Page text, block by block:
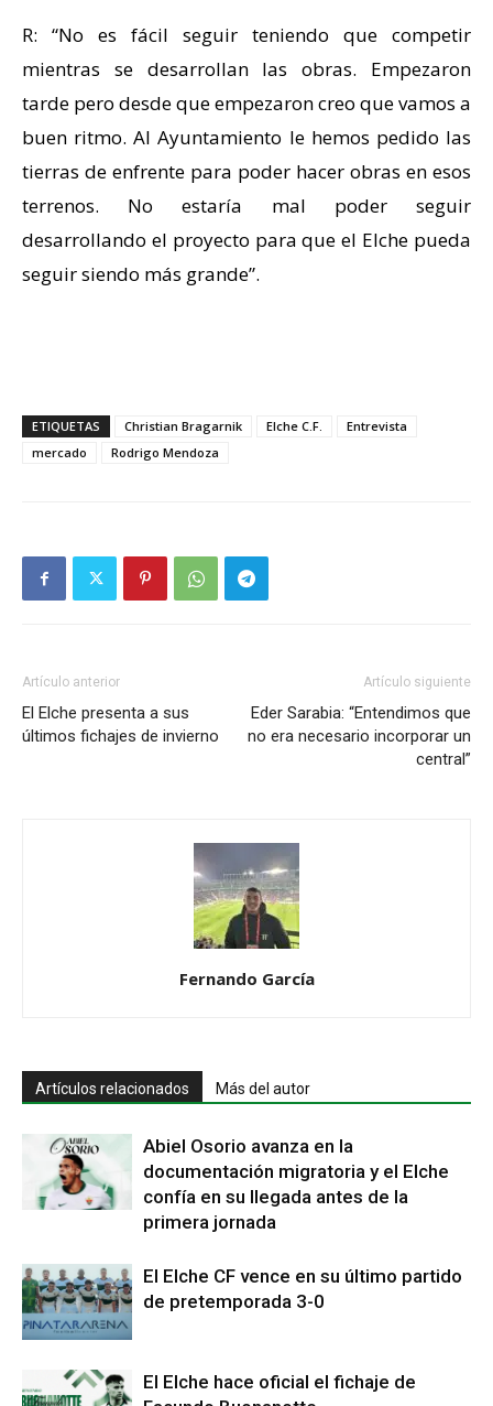
R: “No es fácil seguir teniendo que competir
mientras se desarrollan las obras. Empezaron
tarde pero desde que empezaron creo que vamos a
buen ritmo. Al Ayuntamiento le hemos pedido las
tierras de enfrente para poder hacer obras en esos
terrenos. No estaría mal poder seguir
desarrollando el proyecto para que el Elche pueda
seguir siendo más grande”.
ETIQUETAS Christian Bragarnik Elche C.F.
Entrevista
mercado
Rodrigo Mendoza
Artículo anterior
El Elche presenta a sus
últimos fichajes de invierno
Artículo siguiente
Eder Sarabia: “Entendimos que
no era necesario incorporar un
central”
Fernando García
Artículos relacionados Más del autor
Abiel Osorio avanza en la
documentación migratoria y el Elche
confía en su llegada antes de la
primera jornada
El Elche CF vence en su último partido
de pretemporada 3-0
El Elche hace oficial el fichaje de